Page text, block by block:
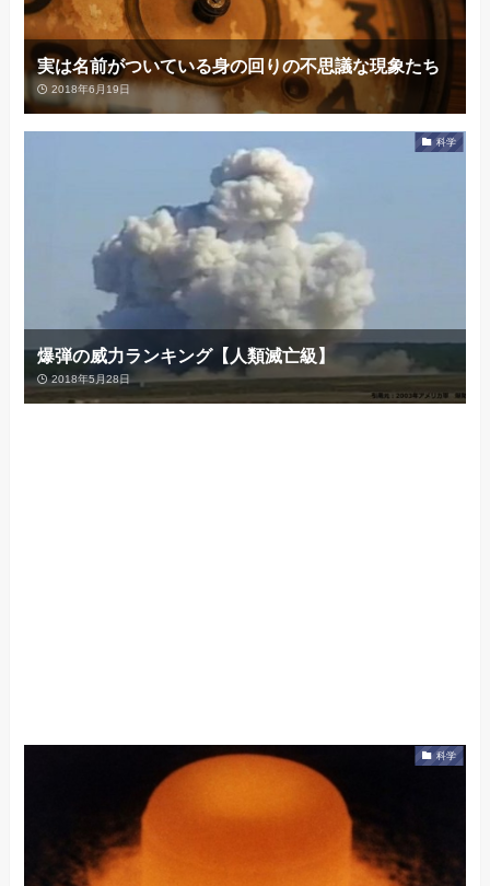
実は名前がついている身の回りの不思議な現象たち
2018年6月19日
科学
爆弾の威力ランキング【人類滅亡級】
2018年5月28日
科学